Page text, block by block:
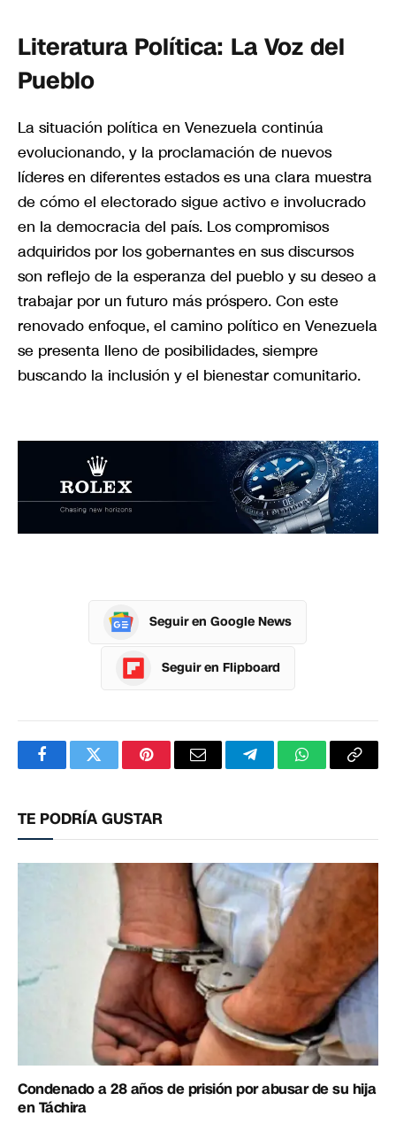
Literatura Política: La Voz del
Pueblo
La situación política en Venezuela continúa
evolucionando, y la proclamación de nuevos
líderes en diferentes estados es una clara muestra
de cómo el electorado sigue activo e involucrado
en la democracia del país. Los compromisos
adquiridos por los gobernantes en sus discursos
son reflejo de la esperanza del pueblo y su deseo a
trabajar por un futuro más próspero. Con este
renovado enfoque, el camino político en Venezuela
se presenta lleno de posibilidades, siempre
buscando la inclusión y el bienestar comunitario.
Seguir en Google News
Seguir en Flipboard
FacebookTwitterPinterestCorreoTelegramWhatsApp
TE PODRÍA GUSTAR
Condenado a 28 años de prisión por abusar de su hija
en Táchira